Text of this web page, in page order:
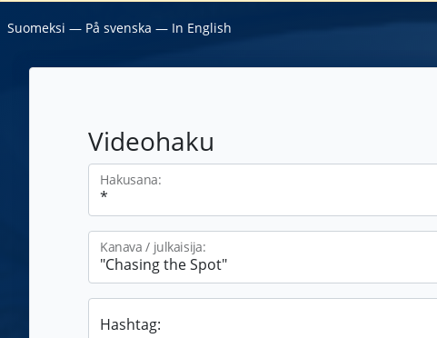
Suomeksi ― På svenska ― In English
Videohaku
Hakusana:
Kanava / julkaisija:
Hashtag: